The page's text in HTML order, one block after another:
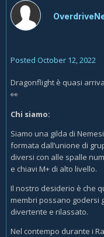
Posted October 12, 2022
Dragonflight è quasi
👀
Chi siamo:
Siamo una gilda di
formata dall’unione di
diversi con alle spalle
e chiavi M+ di alto livello.
Il nostro desiderio è che
membri possano godersi
divertente e rilassato.
Nel contempo durante i